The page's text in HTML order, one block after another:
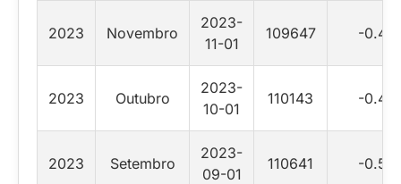
2023 Novembro
2023-
11-01
109647 -0.45
2023 Outubro
2023-
10-01
110143 -0.45
2023 Setembro
2023-
09-01
110641 -0.55